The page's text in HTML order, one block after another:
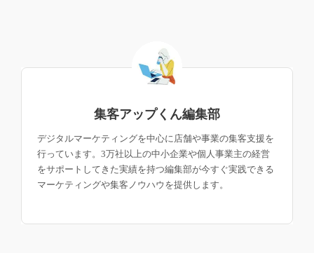
集客アップくん編集部
デジタルマーケティングを中心に店舗や事業の集客支援を
行っています。3万社以上の中小企業や個人事業主の経営
をサポートしてきた実績を持つ編集部が今すぐ実践できる
マーケティングや集客ノウハウを提供します。